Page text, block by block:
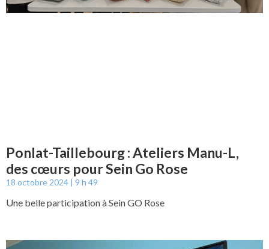
Ponlat-Taillebourg : Ateliers Manu-L,
des cœurs pour Sein Go Rose
18 octobre 2024 9 h 49
Une belle participation à Sein GO Rose